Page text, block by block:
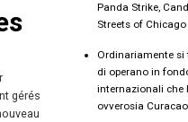
gérés
Panda Strike,
Streets of Chicago
Ordinariamente
di operano in
internazionali che
ovverosia Curacao